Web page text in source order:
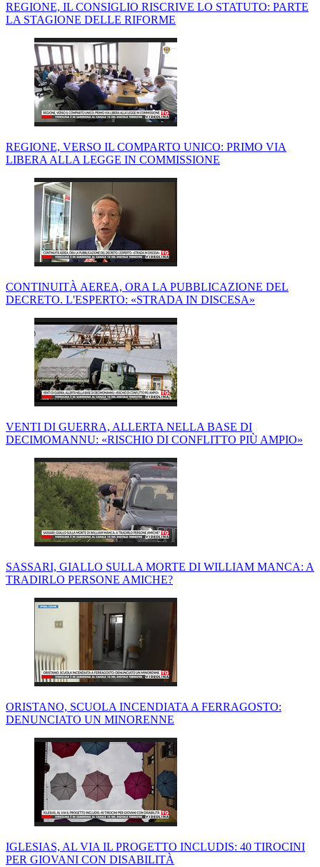
REGIONE, IL CONSIGLIO RISCRIVE LO STATUTO: PARTE
LA STAGIONE DELLE RIFORME
REGIONE, VERSO IL COMPARTO UNICO: PRIMO VIA
LIBERA ALLA LEGGE IN COMMISSIONE
CONTINUITÀ AEREA, ORA LA PUBBLICAZIONE DEL
DECRETO. L'ESPERTO: «STRADA IN DISCESA»
VENTI DI GUERRA, ALLERTA NELLA BASE DI
DECIMOMANNU: «RISCHIO DI CONFLITTO PIÙ AMPIO»
SASSARI, GIALLO SULLA MORTE DI WILLIAM MANCA: A
TRADIRLO PERSONE AMICHE?
ORISTANO, SCUOLA INCENDIATA A FERRAGOSTO:
DENUNCIATO UN MINORENNE
IGLESIAS, AL VIA IL PROGETTO INCLUDIS: 40 TIROCINI
PER GIOVANI CON DISABILITÀ